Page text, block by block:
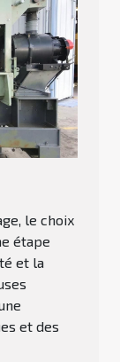
le choix
étape
et la
et des